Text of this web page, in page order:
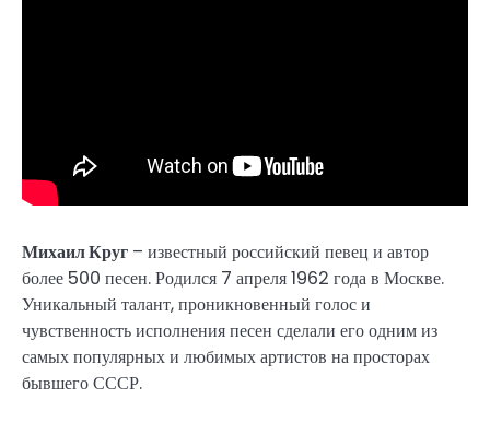
Михаил Круг – известный российский певец и автор
более 500 песен. Родился 7 апреля 1962 года в Москве.
Уникальный талант, проникновенный голос и
чувственность исполнения песен сделали его одним из
самых популярных и любимых артистов на просторах
бывшего СССР.